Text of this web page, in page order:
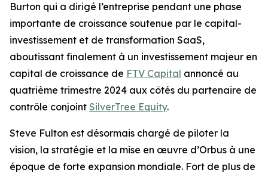
Burton qui a dirigé l’entreprise pendant une phase
importante de croissance soutenue par le capital-
investissement et de transformation SaaS,
aboutissant finalement à un investissement majeur en
capital de croissance de FTV Capital annoncé au
quatrième trimestre 2024 aux côtés du partenaire de
contrôle conjoint SilverTree Equity.
Steve Fulton est désormais chargé de piloter la
vision, la stratégie et la mise en œuvre d’Orbus à une
époque de forte expansion mondiale. Fort de plus de